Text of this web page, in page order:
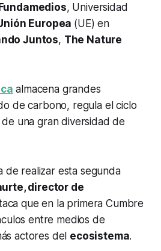
, Universidad
Europea (UE) en
Juntos, The Nature
almacena grandes
de carbono, regula el ciclo
una gran diversidad de
de realizar esta segunda
director de
que en la primera Cumbre
entre medios de
actores del ecosistema.